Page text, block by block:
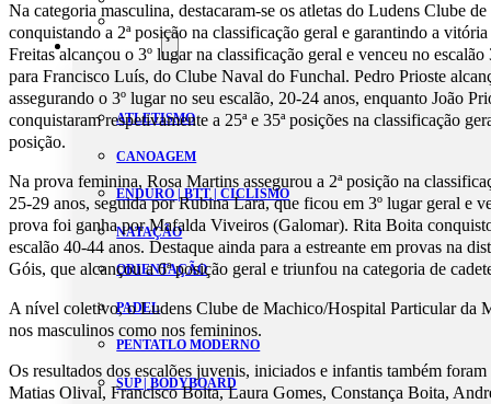
Estatutos
Modalidades
ATLETISMO
CANOAGEM
ENDURO | BTT | CICLISMO
NATAÇÃO
ORIENTAÇÃO
PADEL
PENTATLO MODERNO
SUP | BODYBOARD
Na categoria masculina, destacaram-se os atletas do Ludens Clube
conquistando a 2ª posição na classificação geral e garantindo a
Freitas alcançou o 3º lugar na classificação geral e venceu no
para Francisco Luís, do Clube Naval do Funchal. Pedro Prioste
assegurando o 3º lugar no seu escalão, 20-24 anos, enquanto João
conquistaram respetivamente a 25ª e 35ª posições na classificação
posição.
Na prova feminina, Rosa Martins assegurou a 2ª posição na
25-29 anos, seguida por Rubina Lara, que ficou em 3º lugar geral e
prova foi ganha por Mafalda Viveiros (Galomar). Rita Boita
escalão 40-44 anos. Destaque ainda para a estreante em provas na
Góis, que alcançou a 6ª posição geral e triunfou na categoria de
A nível coletivo, o Ludens Clube de Machico/Hospital Particular da
nos masculinos como nos femininos.
Os resultados dos escalões juvenis, iniciados e infantis também foram
Matias Olival, Francisco Boita, Laura Gomes, Constança Boita,